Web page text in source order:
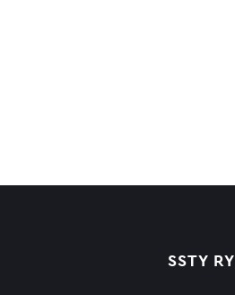
SSTY RY